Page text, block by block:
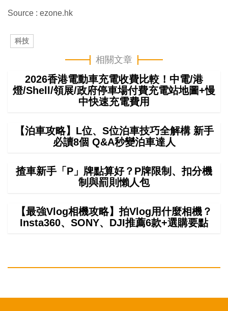
Source : ezone.hk
科技
相關文章
2026香港電動車充電收費比較！中電/港
燈/Shell/領展/政府停車場付費充電站地圖+慢
中快速充電費用
【泊車攻略】L位、S位泊車技巧全解構 新手
必讀8個 Q&A秒變泊車達人
揸車新手「P」牌點算好？P牌限制、扣分機
制與罰則懶人包
【最強Vlog相機攻略】拍Vlog用什麼相機？
Insta360、SONY、DJI推薦6款+選購要點